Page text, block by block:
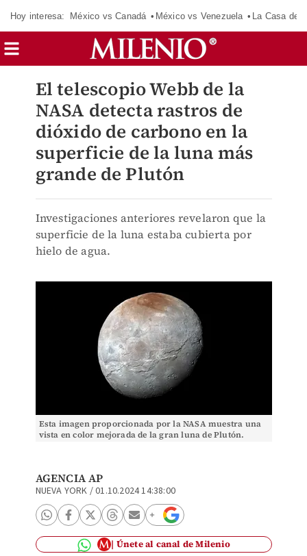
Hoy interesa: México vs Canadá México vs Venezuela La Casa de
El telescopio Webb de la
NASA detecta rastros de
dióxido de carbono en la
superficie de la luna más
grande de Plutón
Investigaciones anteriores revelaron que la
superficie de la luna estaba cubierta por
hielo de agua.
Esta imagen proporcionada por la NASA muestra una
vista en color mejorada de la gran luna de Plutón.
AGENCIA AP
NUEVA YORK /01.10.2024 14:38:00
Únete al canal de Milenio